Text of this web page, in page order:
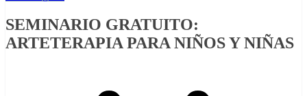
SEMINARIO GRATUITO:
ARTETERAPIA PARA NIÑOS Y NIÑAS